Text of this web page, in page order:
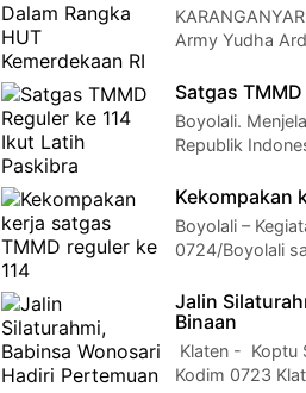
Army Yudha
Satgas
Boyolali.
Republik
Kekompakan
Boyolali –
0724/Boyolali
Jalin
Binaan
Klaten - Koptu
Kodim 0723